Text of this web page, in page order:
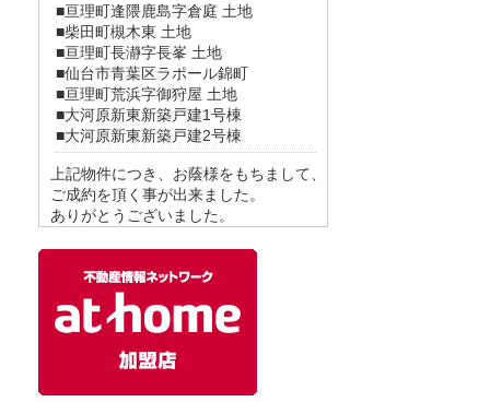
■亘理町逢隈鹿島字倉庭 土地
■柴田町槻木東 土地
■亘理町長瀞字長峯 土地
■仙台市青葉区ラポール錦町
■亘理町荒浜字御狩屋 土地
■大河原新東新築戸建1号棟
■大河原新東新築戸建2号棟
上記物件につき、お蔭様をもちまして、
ご成約を頂く事が出来ました。
ありがとうございました。